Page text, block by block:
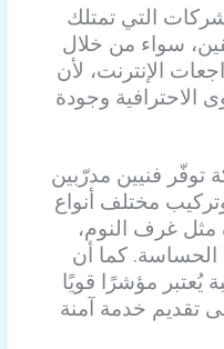
التي تمتلك
سواء من خلال
الإنترنت، لأن
الاحترافية وجودة
توفّر فنيين مدرّبين
مختلف أنواع
مثل غرف النوم،
الحساسة. كما أن
يُعتبر مؤشرًا قويًا
تقديم خدمة آمنة